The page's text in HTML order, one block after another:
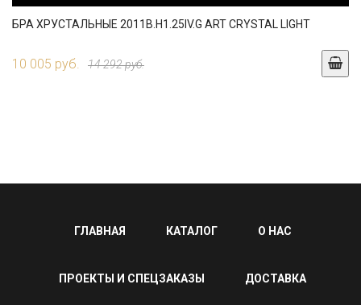
БРА ХРУСТАЛЬНЫЕ 2011B.H1.25IV.G ART CRYSTAL LIGHT
10 005 руб. 14 292 руб.
ГЛАВНАЯ КАТАЛОГ О НАС
ПРОЕКТЫ И СПЕЦЗАКАЗЫ ДОСТАВКА